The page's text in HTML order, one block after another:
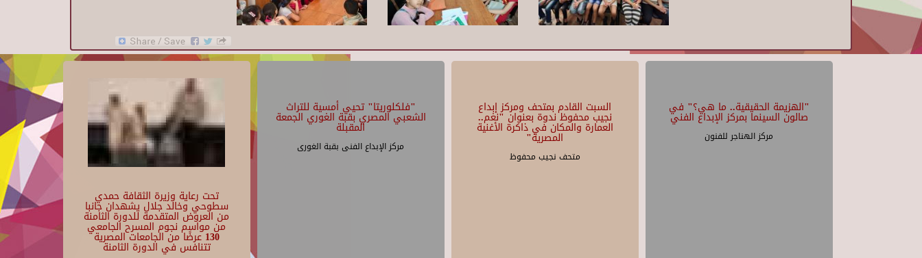
تحت رعاية وزيرة الثقافة حمدي
سطوحي وخالد جلال يشهدان جانبا
من العروض المتقدمة للدورة الثامنة
من مواسم نجوم المسرح الجامعي
130 عرضًا من الجامعات المصرية
تتنافس في الدورة الثامنة
"فلكلوريتا" تحيي أمسية للتراث
الشعبي المصري بقبة الغوري الجمعة
المقبلة
مركز الإبداع الفنى بقبة الغورى
السبت القادم بمتحف ومركز إبداع
نجيب محفوظ ندوة بعنوان "نغم..
العمارة والمكان في ذاكرة الأغنية
المصرية"
متحف نجيب محفوظ
"الهزيمة الحقيقية.. ما هي؟" في
صالون السينما بمركز الإبداع الفني
مركز الهناجر للفنون